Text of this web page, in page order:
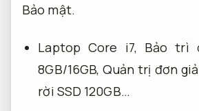
Bảo mật.
Laptop Core i7, Bảo trì
8GB/16GB,Quản trị đơn
rời SSD 120GB…